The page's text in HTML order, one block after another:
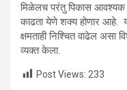
मिळेलच परंतु पिकास आवश्यक
काढता येणे शक्य होणार आहे.
क्षमताही निश्चित वाढेल असा
व्यक्त केला.
Post Views: 233